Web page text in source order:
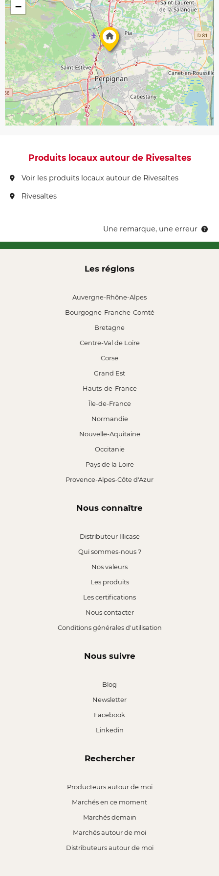
−
Produits locaux autour de Rivesaltes
Voir les produits locaux autour de Rivesaltes
Rivesaltes
Une remarque, une erreur
Les régions
Auvergne-Rhône-Alpes
Bourgogne-Franche-Comté
Bretagne
Centre-Val de Loire
Corse
Grand Est
Hauts-de-France
Île-de-France
Normandie
Nouvelle-Aquitaine
Occitanie
Pays de la Loire
Provence-Alpes-Côte d'Azur
Nous connaître
Distributeur Illicase
Qui sommes-nous ?
Nos valeurs
Les produits
Les certifications
Nous contacter
Conditions générales d'utilisation
Nous suivre
Blog
Newsletter
Facebook
Linkedin
Rechercher
Producteurs autour de moi
Marchés en ce moment
Marchés demain
Marchés autour de moi
Distributeurs autour de moi